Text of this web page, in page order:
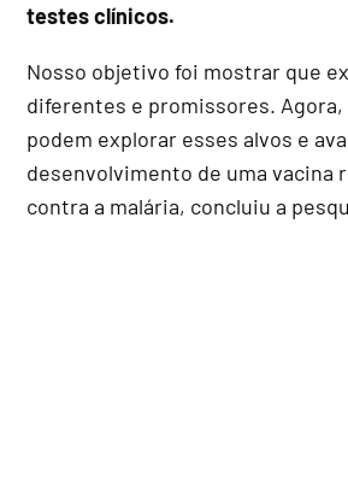
testes clínicos.
Nosso objetivo foi mostrar que
diferentes e promissores.
podem explorar esses alvos e
desenvolvimento de uma vacina
contra a malária, concluiu a